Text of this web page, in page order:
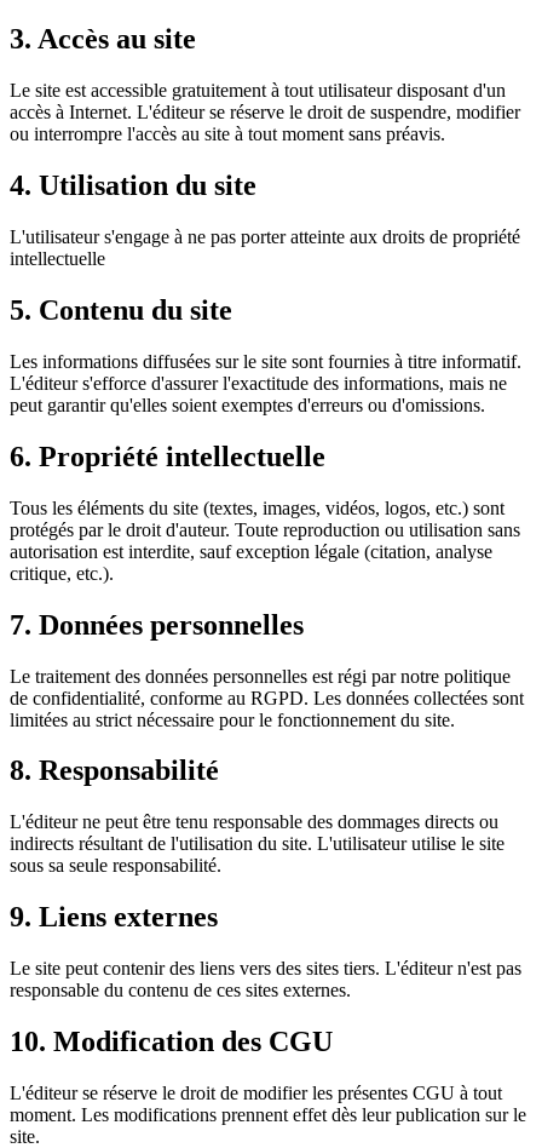
3. Accès au site
Le site est accessible gratuitement à tout utilisateur disposant d'un
accès à Internet. L'éditeur se réserve le droit de suspendre, modifier
ou interrompre l'accès au site à tout moment sans préavis.
4. Utilisation du site
L'utilisateur s'engage à ne pas porter atteinte aux droits de propriété
intellectuelle
5. Contenu du site
Les informations diffusées sur le site sont fournies à titre informatif.
L'éditeur s'efforce d'assurer l'exactitude des informations, mais ne
peut garantir qu'elles soient exemptes d'erreurs ou d'omissions.
6. Propriété intellectuelle
Tous les éléments du site (textes, images, vidéos, logos, etc.) sont
protégés par le droit d'auteur. Toute reproduction ou utilisation sans
autorisation est interdite, sauf exception légale (citation, analyse
critique, etc.).
7. Données personnelles
Le traitement des données personnelles est régi par notre politique
de confidentialité, conforme au RGPD. Les données collectées sont
limitées au strict nécessaire pour le fonctionnement du site.
8. Responsabilité
L'éditeur ne peut être tenu responsable des dommages directs ou
indirects résultant de l'utilisation du site. L'utilisateur utilise le site
sous sa seule responsabilité.
9. Liens externes
Le site peut contenir des liens vers des sites tiers. L'éditeur n'est pas
responsable du contenu de ces sites externes.
10. Modification des CGU
L'éditeur se réserve le droit de modifier les présentes CGU à tout
moment. Les modifications prennent effet dès leur publication sur le
site.